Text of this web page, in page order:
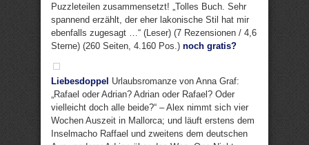
Puzzleteilen zusammensetzt! „Tolles Buch. Sehr
spannend erzählt, der eher lakonische Stil hat mir
ebenfalls zugesagt …“ (Leser) (7 Rezensionen / 4,6
Sterne) (260 Seiten, 4.160 Pos.) noch gratis?
Liebesdoppel Urlaubsromanze von Anna Graf:
„Rafael oder Adrian? Adrian oder Rafael? Oder
vielleicht doch alle beide?“ – Alex nimmt sich vier
Wochen Auszeit in Mallorca; und läuft erstens dem
Inselmacho Raffael und zweitens dem deutschen